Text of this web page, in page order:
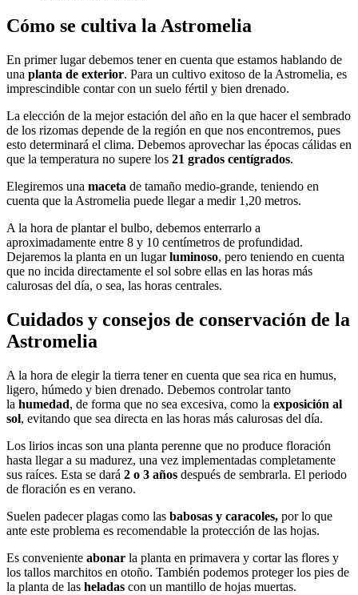
Cómo se cultiva la Astromelia
En primer lugar debemos tener en cuenta que estamos hablando de
una planta de exterior. Para un cultivo exitoso de la Astromelia, es
imprescindible contar con un suelo fértil y bien drenado.
La elección de la mejor estación del año en la que hacer el sembrado
de los rizomas depende de la región en que nos encontremos, pues
esto determinará el clima. Debemos aprovechar las épocas cálidas en
que la temperatura no supere los 21 grados centígrados.
Elegiremos una maceta de tamaño medio-grande, teniendo en
cuenta que la Astromelia puede llegar a medir 1,20 metros.
A la hora de plantar el bulbo, debemos enterrarlo a
aproximadamente entre 8 y 10 centímetros de profundidad.
Dejaremos la planta en un lugarluminoso, pero teniendo en cuenta
que no incida directamente el sol sobre ellas en las horas más
calurosas del día, o sea, las horas centrales.
Cuidados y consejos de conservación de la
Astromelia
A la hora de elegir la tierra tener en cuenta que sea rica en humus,
ligero, húmedo y bien drenado. Debemos controlar tanto
la humedad, de forma que no sea excesiva, como la exposición al
sol, evitando que sea directa en las horas más calurosas del día.
Los lirios incas son una planta perenne que no produce floración
hasta llegar a su madurez, una vez implementadas completamente
sus raíces. Esta se dará 2 o 3 años después de sembrarla. El periodo
de floración es en verano.
Suelen padecer plagas como las babosas y caracoles, por lo que
ante este problema es recomendable la protección de las hojas.
Es conveniente abonar la planta en primavera y cortar las flores y
los tallos marchitos en otoño. También podemos proteger los pies de
la planta de las heladas con un mantillo de hojas muertas.